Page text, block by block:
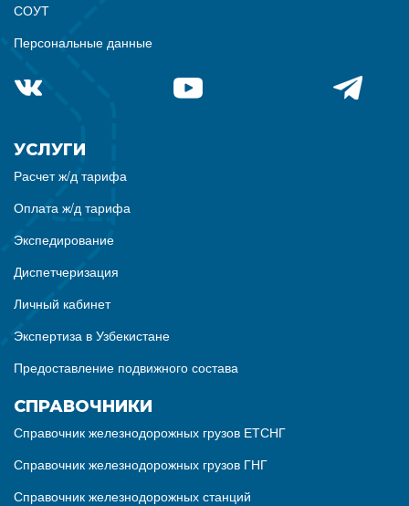
СОУТ
Персональные данные
УСЛУГИ
Расчет ж/д тарифа
Оплата ж/д тарифа
Экспедирование
Диспетчеризация
Личный кабинет
Экспертиза в Узбекистане
Предоставление подвижного состава
СПРАВОЧНИКИ
Справочник железнодорожных грузов ЕТСНГ
Справочник железнодорожных грузов ГНГ
Справочник железнодорожных станций